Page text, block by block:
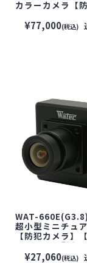
カラーカメラ【
型カメラ】【セ
ーカメラ】【
¥77,000(税込)
WAT-
超小型ミニチュ
【防犯カメラ】
メラ】【小型カメ
【セキュリティ
¥27,060(税込)